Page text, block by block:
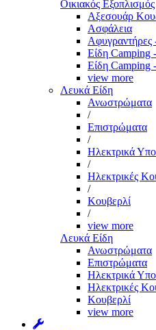
Οικιακός Εξοπλισμός
Αξεσουάρ
Ασφάλεια
Αφυγραντήρες
Είδη Camping
Είδη Camping
view more
Λευκά Είδη
Ανωστρώματα
/
Επιστρώματα
/
Ηλεκτρικά
/
Ηλεκτρικές
/
Κουβερλί
/
view more
Λευκά Είδη
Ανωστρώματα
Επιστρώματα
Ηλεκτρικά
Ηλεκτρικές
Κουβερλί
view more